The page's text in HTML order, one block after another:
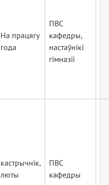
На працягу
года
ПВС
кафедры,
настаўнікі
гімназіі
кастрычнік,
люты
ПВС
кафедры